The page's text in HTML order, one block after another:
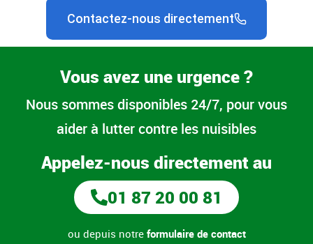
Contactez-nous directement
Vous avez une urgence ?
Nous sommes disponibles 24/7, pour vous
aider à lutter contre les nuisibles
Appelez-nous directement au
01 87 20 00 81
ou depuis notre formulaire de contact